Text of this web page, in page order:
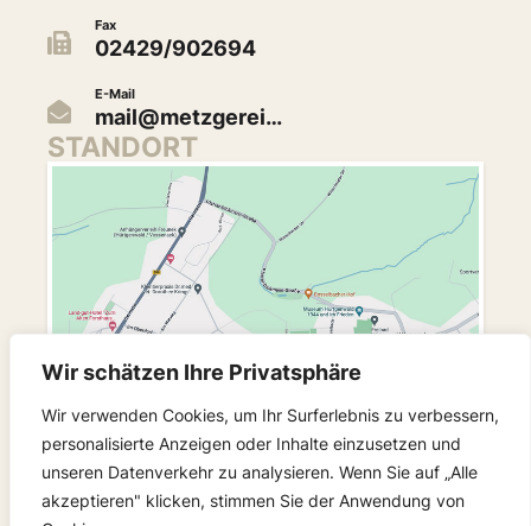
Wir schätzen Ihre Privatsphäre
Wir verwenden Cookies, um Ihr Surferlebnis zu verbessern,
personalisierte Anzeigen oder Inhalte einzusetzen und
unseren Datenverkehr zu analysieren. Wenn Sie auf „Alle
akzeptieren" klicken, stimmen Sie der Anwendung von
Fax
02429/902694
E-Mail
mail@metzgerei…
STANDORT
FOLGEN SIE UNS